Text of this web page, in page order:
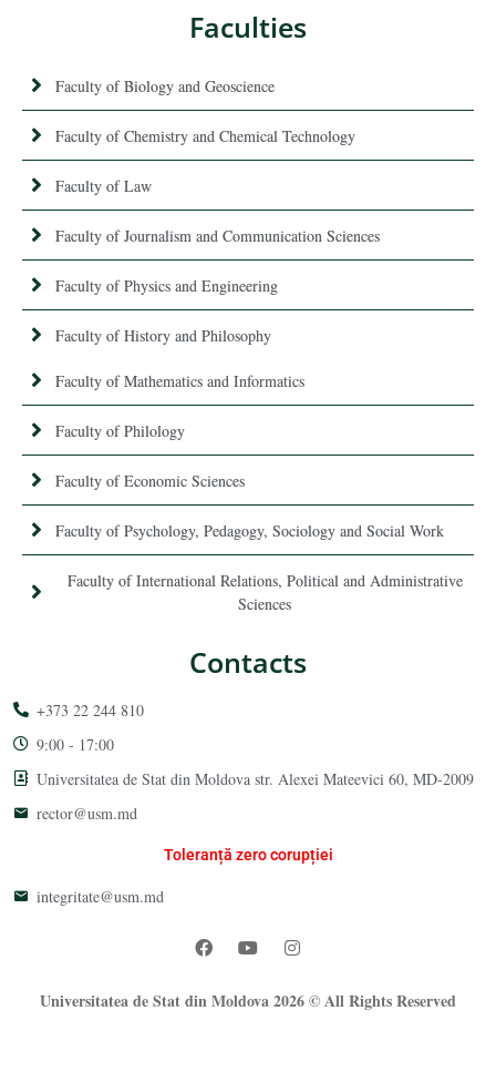
Faculties
Faculty of Biology and Geoscience
Faculty of Chemistry and Chemical Technology
Faculty of Law
Faculty of Journalism and Communication Sciences
Faculty of Physics and Engineering
Faculty of History and Philosophy
Faculty of Mathematics and Informatics
Faculty of Philology
Faculty of Economic Sciences
Faculty of Psychology, Pedagogy, Sociology and Social Work
Faculty of International Relations, Political and Administrative
Sciences
Contacts
+373 22 244 810
9:00 - 17:00
Universitatea de Stat din Moldova str. Alexei Mateevici 60, MD-2009
rector@usm.md
Toleranță zero corupției
integritate@usm.md
Universitatea de Stat din Moldova 2026 © All Rights Reserved